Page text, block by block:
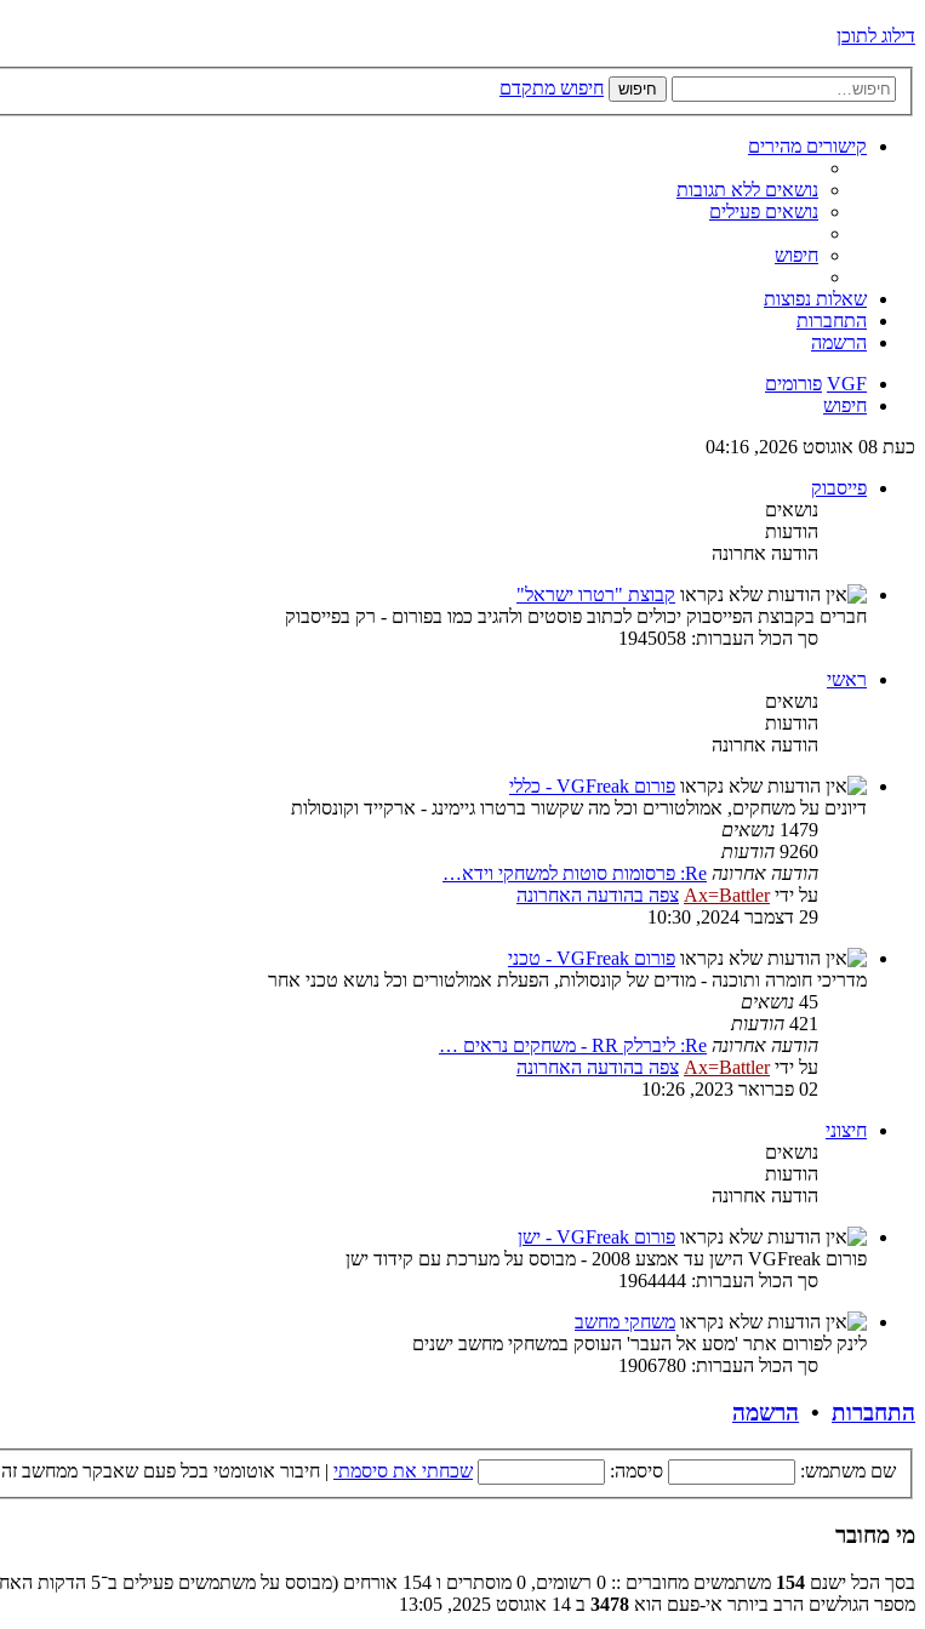
דילוג לתוכן
חיפוש חיפוש מתקדם
קישורים מהירים
נושאים ללא תגובות
נושאים פעילים
חיפוש
שאלות נפוצות
התחברות
הרשמה
VGF פורומים
חיפוש
כעת 08 אוגוסט 2026, 04:16
פייסבוק
נושאים
הודעות
הודעה אחרונה
קבוצת "רטרו ישראל"
חברים בקבוצת הפייסבוק יכולים לכתוב פוסטים ולהגיב כמו בפורום - רק בפייסבוק
סך הכול העברות: 1945058
ראשי
נושאים
הודעות
הודעה אחרונה
פורום VGFreak - כללי
דיונים על משחקים, אמולטורים וכל מה שקשור ברטרו גיימינג - ארקייד וקונסולות
1479 נושאים
9260 הודעות
הודעה אחרונה Re: פרסומות סוטות למשחקי וידא…
על ידיAx=Battler צפה בהודעה האחרונה
29 דצמבר 2024, 10:30
פורום VGFreak - טכני
מדריכי חומרה ותוכנה - מודים של קונסולות, הפעלת אמולטורים וכל נושא טכני אחר
45 נושאים
421 הודעות
הודעה אחרונה Re: ליברלק RR - משחקים נראים …
על ידיAx=Battler צפה בהודעה האחרונה
02 פברואר 2023, 10:26
חיצוני
נושאים
הודעות
הודעה אחרונה
פורום VGFreak - ישן
פורום VGFreak הישן עד אמצע 2008 - מבוסס על מערכת עם קידוד ישן
סך הכול העברות: 1964444
משחקי מחשב
לינק לפורום אתר 'מסע אל העבר' העוסק במשחקי מחשב ישנים
סך הכול העברות: 1906780
התחברות • הרשמה
שם משתמש: סיסמה: שכחתי את סיסמתי | חיבור אוטומטי בכל פעם שאבקר ממחשב זה
מי מחובר
בסך הכל ישנם 154 משתמשים מחוברים :: 0 רשומים, 0 מוסתרים ו 154 אורחים (מבוסס על משתמשים פעילים ב־5 הדקות האחרונות)
מספר הגולשים הרב ביותר אי-פעם הוא 3478 ב 14 אוגוסט 2025, 13:05